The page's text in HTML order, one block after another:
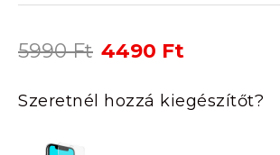
5990Ft Original
was:
5990 Ft.
4490 Ft
is:
4490 Ft.
Szeretnél hozzá kiegészítőt?